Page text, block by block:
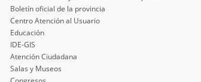
Boletín oficial de la provincia
Centro Atención al Usuario
Educación
IDE-GIS
Atención Ciudadana
Salas y Museos